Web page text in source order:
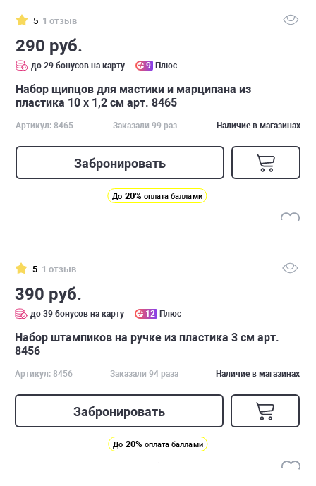
5 1 отзыв
290 руб.
до 29 бонусов на карту 9 Плюс
Набор щипцов для мастики и марципана из
пластика 10 x 1,2 см арт. 8465
Артикул: 8465 Заказали 99 раз Наличие в магазинах
Забронировать
До 20% оплата баллами
5 1 отзыв
390 руб.
до 39 бонусов на карту 12 Плюс
Набор штампиков на ручке из пластика 3 см арт.
8456
Артикул: 8456 Заказали 94 раза Наличие в магазинах
Забронировать
До 20% оплата баллами